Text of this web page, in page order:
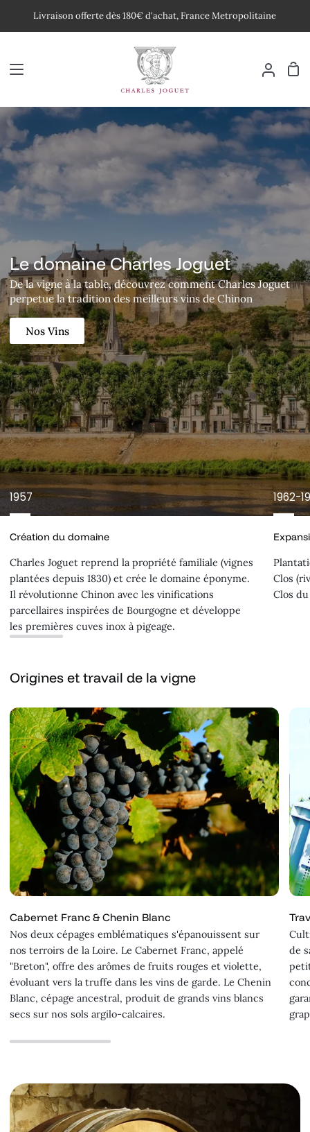
Livraison offerte dès 180€ d'achat, France Metropolitaine
Mon
Le domaine Charles Joguet
De la vigne à la table, découvrez comment Charles Joguet
perpetue la tradition des meilleurs vins de Chinon
Nos Vins
1957
Création du domaine
Charles Joguet reprend la propriété familiale (vignes
plantées depuis 1830) et crée le domaine éponyme.
Il révolutionne Chinon avec les vinifications
parcellaires inspirées de Bourgogne et développe
les premières cuves inox à pigeage.
1962-
Clos
Clos
Origines et travail de la vigne
Cabernet Franc & Chenin Blanc
Nos deux cépages emblématiques s'épanouissent sur
nos terroirs de la Loire. Le Cabernet Franc, appelé
"Breton", offre des arômes de fruits rouges et violette,
évoluant vers la truffe dans les vins de garde. Le Chenin
Blanc, cépage ancestral, produit de grands vins blancs
secs sur nos sols argilo-calcaires.
de